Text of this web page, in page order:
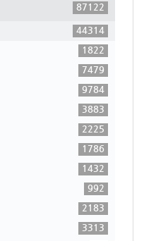
87122
44314
1822
7479
9784
3883
2225
1786
1432
992
2183
3313